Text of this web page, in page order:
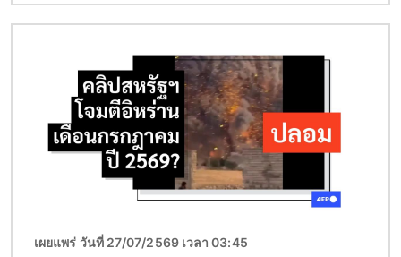
เผยแพร่ วันที่ 27/07/2569 เวลา 03:45